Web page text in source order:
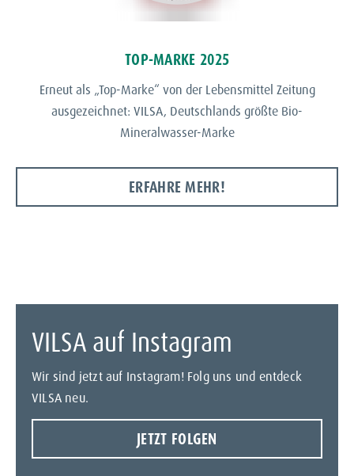
TOP-MARKE 2025
Erneut als „Top-Marke“ von der Lebensmittel Zeitung
ausgezeichnet: VILSA, Deutschlands größte Bio-
Mineralwasser-Marke
ERFAHRE MEHR!
VILSA auf Instagram
Wir sind jetzt auf Instagram! Folg uns und entdeck
VILSA neu.
JETZT FOLGEN